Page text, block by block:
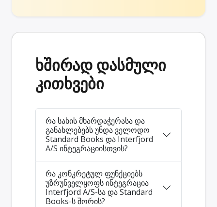
ხშირად დასმული
კითხვები
რა სახის მხარდაჭერასა და
განახლებებს უნდა ველოდო
Standard Books და Interfjord
A/S ინტეგრაციისთვის?
რა კონკრეტულ ფუნქციებს
უზრუნველყოფს ინტეგრაცია
Interfjord A/S-სა და Standard
Books-ს შორის?